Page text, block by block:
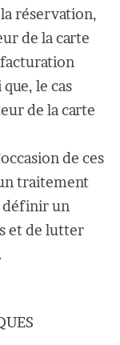
réservation,
de la carte
le cas
de la carte
de ces
traitement
définir un
et de lutter